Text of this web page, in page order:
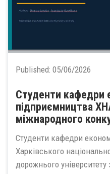
Published: 05/06/2026
Студенти кафедри
підприємництва
міжнародного
Студенти кафедри
Харківського
дорожнього університету